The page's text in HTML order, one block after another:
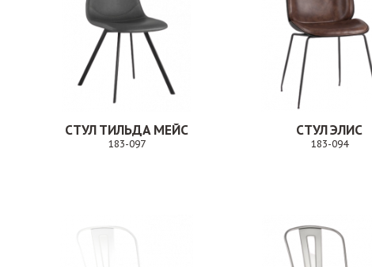
СТУЛ ТИЛЬДА МЕЙС
183-097
СТУЛ ЭЛИС
183-094